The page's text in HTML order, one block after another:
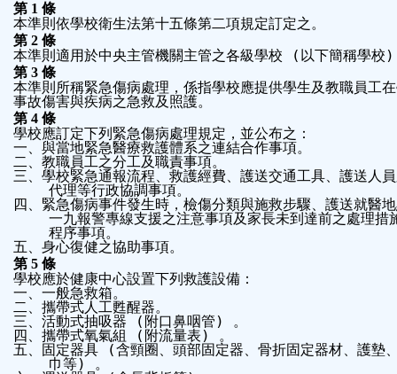
第 1 條
本準則依學校衛生法第十五條第二項規定訂定之。
第 2 條
本準則適用於中央主管機關主管之各級學校 ( 以下簡稱學校
第 3 條
本準則所稱緊急傷病處理，係指學校應提供學生及教職員工
事故傷害與疾病之急救及照護。
第 4 條
學校應訂定下列緊急傷病處理規定，並公布之：
一、與當地緊急醫療救護體系之連結合作事項。
二、教職員工之分工及職責事項。
三、學校緊急通報流程、救護經費、護送交通工具、護送人
代理等行政協調事項。
四、緊急傷病事件發生時，檢傷分類與施救步驟、護送就醫
一九報警專線支援之注意事項及家長未到達前之處理措
程序事項。
五、身心復健之協助事項。
第 5 條
學校應於健康中心設置下列救護設備：
一、一般急救箱。
二、攜帶式人工甦醒器。
三、活動式抽吸器 ( 附口鼻咽管 ) 。
四、攜帶式氧氣組
( 附流量表 ) 。
五、固定器具 (含頸圈、頭部固定器、骨折固定器材、護墊
巾等) 。